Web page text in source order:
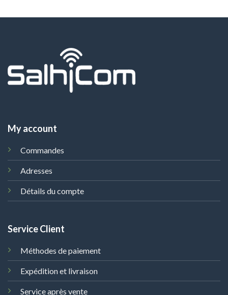
My account
Commandes
Adresses
Détails du compte
Service Client
Méthodes de paiement
Expédition et livraison
Service après vente